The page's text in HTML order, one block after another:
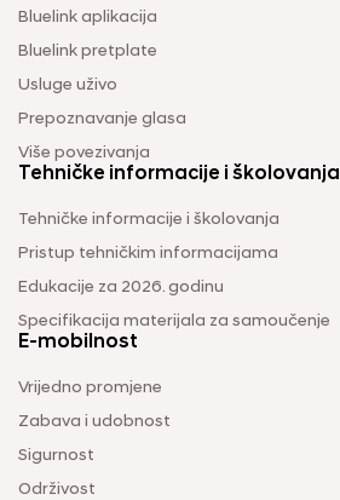
Bluelink aplikacija
Bluelink pretplate
Usluge uživo
Prepoznavanje glasa
Više povezivanja
Tehničke informacije i školovanja
Tehničke informacije i školovanja
Pristup tehničkim informacijama
Edukacije za 2026. godinu
Specifikacija materijala za samoučenje
E-mobilnost
Vrijedno promjene
Zabava i udobnost
Sigurnost
Održivost